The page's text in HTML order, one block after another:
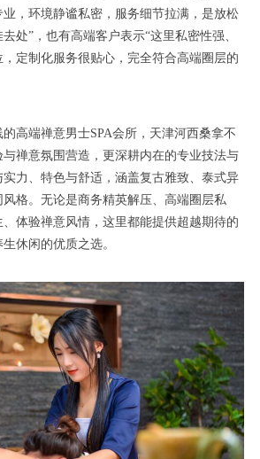
，环境静谧私密，服务细节拉满，是放松
处”，也有高端客户表示“这里私密性强、
定制化服务很贴心，完全符合高端圈层的
端禅意男士SPA会所，天津河西桑拿不
禅意氛围营造，更深耕内在的专业技法与
力、特色与舒适，涵盖复古雅致、泰式异
格。无论是商务精英解压、高端圈层私
体验禅意风情，这里都能提供超越期待的
休闲的优质之选。